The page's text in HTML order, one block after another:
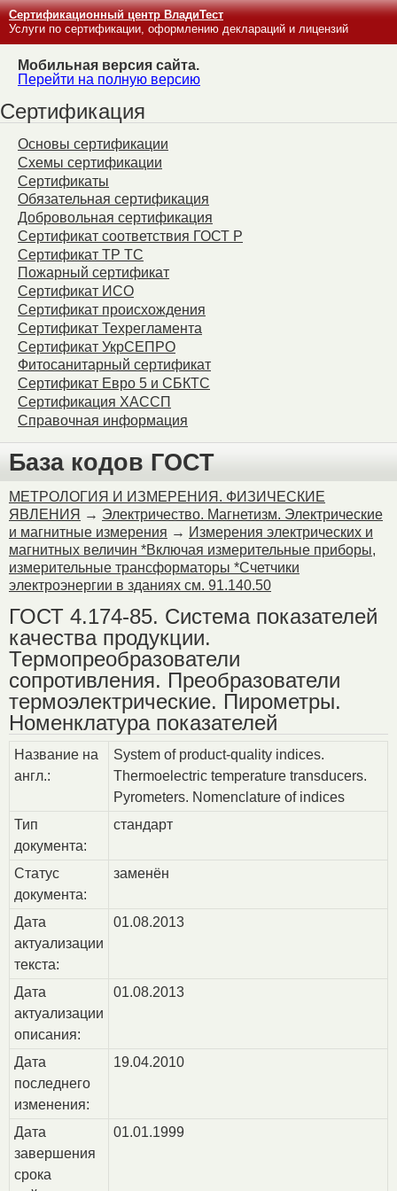
Сертификационный центр ВладиТест
Услуги по сертификации, оформлению деклараций и лицензий
Мобильная версия сайта.
Перейти на полную версию
Сертификация
Основы сертификации
Схемы сертификации
Сертификаты
Обязательная сертификация
Добровольная сертификация
Сертификат соответствия ГОСТ Р
Сертификат ТР ТС
Пожарный сертификат
Сертификат ИСО
Сертификат происхождения
Сертификат Техрегламента
Сертификат УкрСЕПРО
Фитосанитарный сертификат
Сертификат Евро 5 и СБКТС
Сертификация ХАССП
Справочная информация
База кодов ГОСТ
МЕТРОЛОГИЯ И ИЗМЕРЕНИЯ. ФИЗИЧЕСКИЕ
ЯВЛЕНИЯ → Электричество. Магнетизм. Электрические
и магнитные измерения → Измерения электрических и
магнитных величин *Включая измерительные приборы,
измерительные трансформаторы *Счетчики
электроэнергии в зданиях см. 91.140.50
ГОСТ 4.174-85. Система показателей
качества продукции.
Термопреобразователи
сопротивления. Преобразователи
термоэлектрические. Пирометры.
Номенклатура показателей
Название на
англ.:
System of product-quality indices.
Thermoelectric temperature transducers.
Pyrometers. Nomenclature of indices
Тип
документа:
стандарт
Статус
документа:
заменён
Дата
актуализации
текста:
01.08.2013
Дата
актуализации
описания:
01.08.2013
Дата
последнего
изменения:
19.04.2010
Дата
завершения
срока
01.01.1999